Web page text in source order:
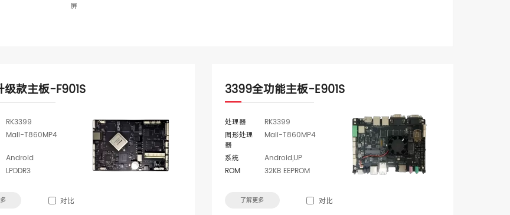
屏
款主板-F901S
RK3399
Mali-T860MP4
Android
LPDDR3
对比
3399全功能主板-E901S
处理器
RK3399
图形处理
器
Mali-T860MP4
系统
Android,UP
ROM
32KB EEPROM
了解更多 对比